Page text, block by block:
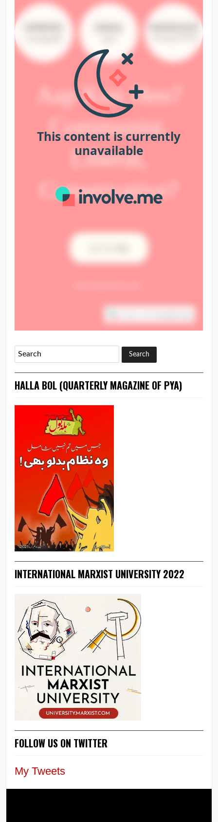
HALLA BOL (QUARTERLY MAGAZINE OF PYA)
INTERNATIONAL MARXIST UNIVERSITY 2022
FOLLOW US ON TWITTER
My Tweets